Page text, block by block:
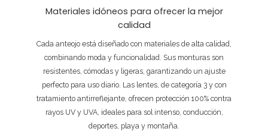
Materiales idóneos para ofrecer la mejor
calidad
Cada anteojo está diseñado con materiales de alta calidad,
combinando moda y funcionalidad. Sus monturas son
resistentes, cómodas y ligeras, garantizando un ajuste
perfecto para uso diario. Las lentes, de categoría 3 y con
tratamiento antirreflejante, ofrecen protección 100% contra
rayos UV y UVA, ideales para sol intenso, conducción,
deportes, playa y montaña.